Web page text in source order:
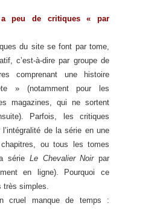
peu de critiques « par
du site se font par tome,
c’est-à-dire par groupe de
comprenant une histoire
» (notamment pour les
magazines, qui ne sortent
Parfois, les critiques
de la série en une
ou tous les tomes
série Le Chevalier Noirpar
en ligne). Pourquoi ce
très simples.
cruel manque de temps :